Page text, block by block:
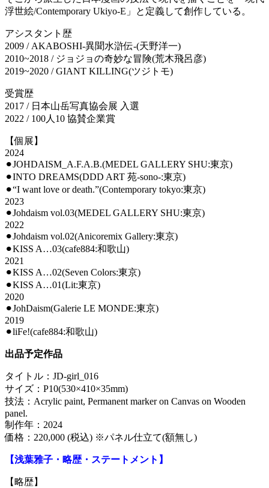
浮世絵/Contemporary Ukiyo-E」と定義して創作している。
アシスタント歴
2009 / AKABOSHI-異聞水滸伝-(天野洋一)
2010~2018 / ジョジョの奇妙な冒険(荒木飛呂彦)
2019~2020 / GIANT KILLING(ツジトモ)
受賞歴
2017 / 日本山岳写真協会展 入選
2022 / 100人10 協賛企業賞
【個展】
2024
⚫︎JOHDAISM_A.F.A.B.(MEDEL GALLERY SHU:東京)
⚫︎INTO DREAMS(DDD ART 苑-sono-:東京)
⚫︎“I want love or death.”(Contemporary tokyo:東京)
2023
⚫︎Johdaism vol.03(MEDEL GALLERY SHU:東京)
2022
⚫︎Johdaism vol.02(Anicoremix Gallery:東京)
⚫︎KISS A…03(cafe884:和歌山)
2021
⚫︎KISS A…02(Seven Colors:東京)
⚫︎KISS A…01(Lit:東京)
2020
⚫︎JohDaism(Galerie LE MONDE:東京)
2019
⚫︎liFe!(cafe884:和歌山)
出品予定作品
タイトル：JD-girl_016
サイズ：P10(530×410×35mm)
技法：Acrylic paint, Permanent marker on Canvas on Wooden
panel.
制作年：2024
価格：220,000 (税込) ※パネル仕立て(額無し)
【浅葉雅子・略歴・ステートメント】
【略歴】